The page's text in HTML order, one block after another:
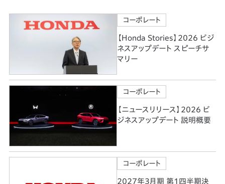
コーポレート
【Honda Stories】2026 ビジ
ネスアップデート スピーチサ
マリー
コーポレート
【ニュースリリース】2026 ビ
ジネスアップデート 説明概要
コーポレート
2027年3月期 第1四半期決